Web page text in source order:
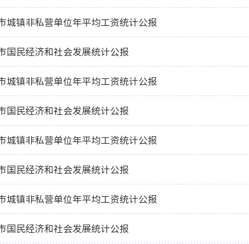
城镇非私营单位年平均工资统计公报
国民经济和社会发展统计公报
城镇非私营单位年平均工资统计公报
国民经济和社会发展统计公报
城镇非私营单位年平均工资统计公报
国民经济和社会发展统计公报
城镇非私营单位年平均工资统计公报
国民经济和社会发展统计公报